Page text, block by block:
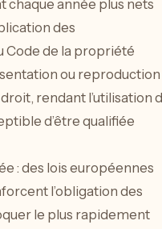
chaque année plus nets
des
Code de la propriété
ou reproduction
rendant l’utilisation
d’être qualifiée
: des lois européennes
l’obligation des
le plus rapidement